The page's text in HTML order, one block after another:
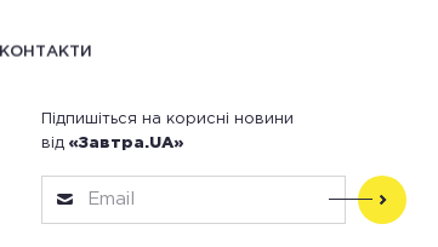
КОНТАКТИ
Підпишіться на корисні новини
від «Завтра.UA»